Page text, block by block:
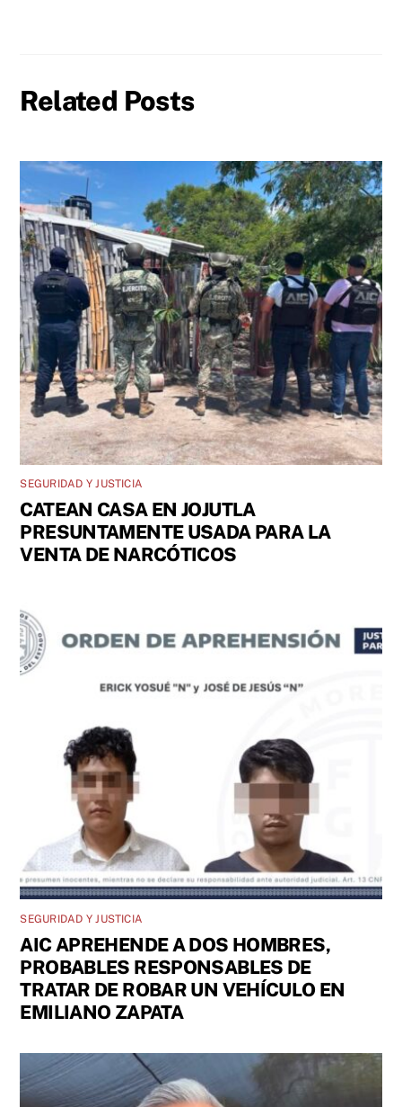
Related Posts
SEGURIDAD Y JUSTICIA
CATEAN CASA EN JOJUTLA
PRESUNTAMENTE USADA PARA LA
VENTA DE NARCÓTICOS
SEGURIDAD Y JUSTICIA
AIC APREHENDE A DOS HOMBRES,
PROBABLES RESPONSABLES DE
TRATAR DE ROBAR UN VEHÍCULO EN
EMILIANO ZAPATA